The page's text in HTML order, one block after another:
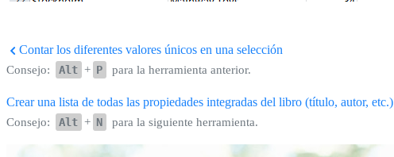
Contar los diferentes valores únicos en una selección
Consejo: Alt + P para la herramienta anterior.
Crear una lista de todas las propiedades integradas del libro (título, autor, etc.)
Consejo: Alt + N para la siguiente herramienta.